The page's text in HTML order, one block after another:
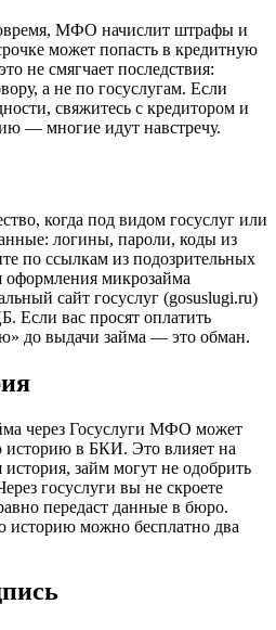
МФО начислит штрафы и
может попасть в кредитную
не смягчает последствия:
а не по госуслугам. Если
свяжитесь с кредитором и
— многие идут навстречу.
когда под видом госуслуг или
логины, пароли, коды из
по ссылкам из подозрительных
микрозайма
сайт госуслуг (gosuslugi.ru)
Если вас просят оплатить
до выдачи займа — это обман.
через Госуслуги МФО может
историю в БКИ. Это влияет на
займ могут не одобрить
госуслуги вы не скроете
передаст данные в бюро.
историю можно бесплатно два